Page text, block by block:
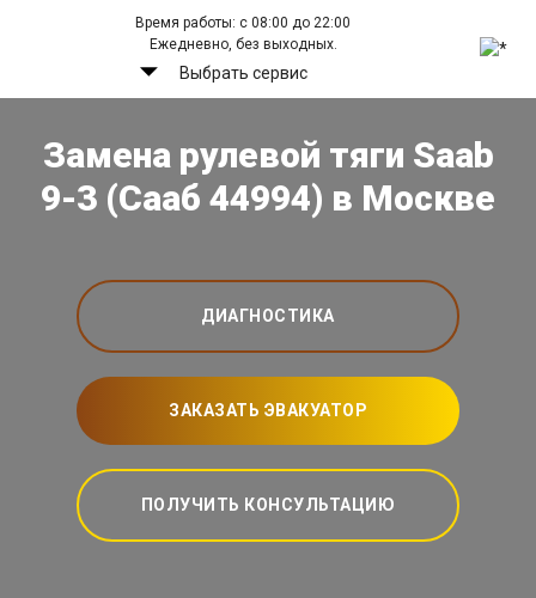
Время работы: с 08:00 до 22:00
Ежедневно, без выходных.
Выбрать сервис
Замена рулевой тяги Saab
9-3 (Сааб 44994) в Москве
ДИАГНОСТИКА
ЗАКАЗАТЬ ЭВАКУАТОР
ПОЛУЧИТЬ КОНСУЛЬТАЦИЮ